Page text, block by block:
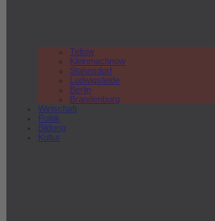
Teltow
Kleinmachnow
Stahnsdorf
Ludwigsfelde
Berlin
Brandenburg
Wirtschaft
Politik
Bildung
Kultur